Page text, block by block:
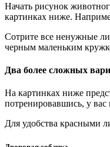
Начать рисунок
картинках ниже.
Сотрите все ненужные
черным маленьким
Два более сложных
На картинках ниже
потренировавшись, у вас
Для удобства красными